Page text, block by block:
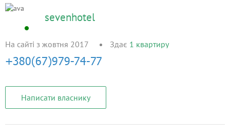
sevenhotel
На сайті з жовтня 2017 Здає 1 квартиру
Написати власнику